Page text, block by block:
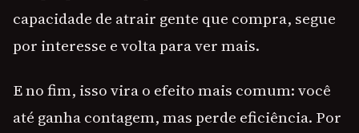
capacidade de atrair gente que compra, segue
por interesse e volta para ver mais.
E no fim, isso vira o efeito mais comum: você
até ganha contagem, mas perde eficiência. Por